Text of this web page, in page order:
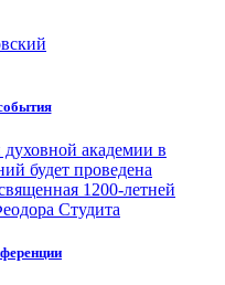
духовной академии в
будет проведена
1200-летней
Студита